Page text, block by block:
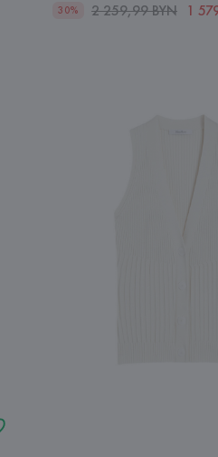
30% 2 259,99 BYN 1